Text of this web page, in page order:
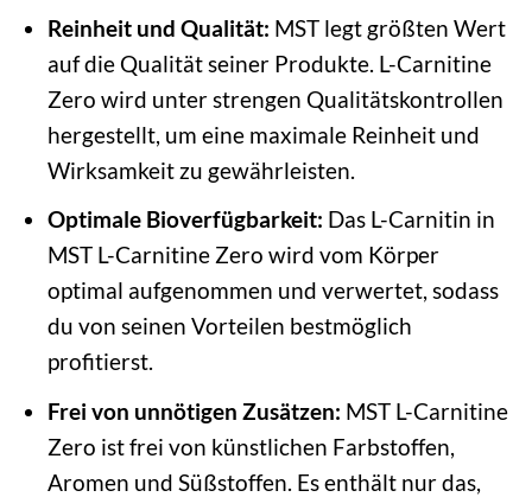
Reinheit und Qualität: MST legt größten Wert
auf die Qualität seiner Produkte. L-Carnitine
Zero wird unter strengen Qualitätskontrollen
hergestellt, um eine maximale Reinheit und
Wirksamkeit zu gewährleisten.
Optimale Bioverfügbarkeit: Das L-Carnitin in
MST L-Carnitine Zero wird vom Körper
optimal aufgenommen und verwertet, sodass
du von seinen Vorteilen bestmöglich
profitierst.
Frei von unnötigen Zusätzen: MST L-Carnitine
Zero ist frei von künstlichen Farbstoffen,
Aromen und Süßstoffen. Es enthält nur das,